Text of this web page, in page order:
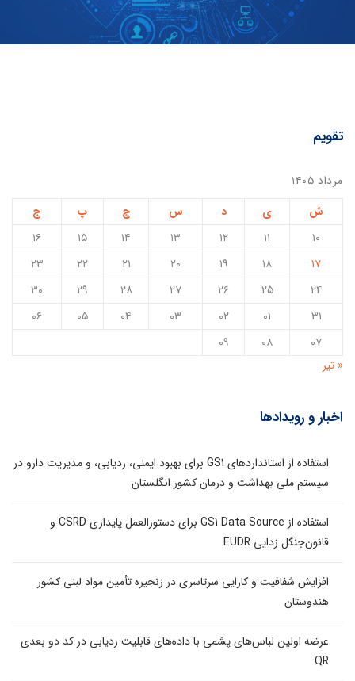
تقویم
مرداد ۱۴۰۵
ش
ی د س چ پ
ج
۱۰
۱۱ ۱۲ ۱۳ ۱۴ ۱۵
۱۶
۱۷
۱۸ ۱۹ ۲۰ ۲۱ ۲۲
۲۳
۲۴
۲۵ ۲۶ ۲۷ ۲۸ ۲۹
۳۰
۳۱
۰۱ ۰۲ ۰۳ ۰۴ ۰۵
۰۶
۰۷
۰۸
۰۹
« تیر
اخبار و رویدادها
استفاده از استانداردهای GS1 برای بهبود ایمنی، ردیابی، و مدیریت دارو در
سیستم ملی بهداشت و درمان کشور انگلستان
استفاده از GS1 Data Source برای دستورالعمل پایداری CSRD و
قانون‌جنگل زدایی EUDR
افزایش شفافیت و کارایی سرتاسری در زنجیره تأمین مواد لبنی کشور
هندوستان
عرضه اولین لباس‌های پشمی با داده‌های قابلیت ردیابی در کد دو بعدی
QR